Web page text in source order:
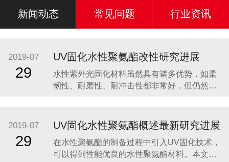
新闻动态 常见问题 行业资讯
2019-07
29
UV固化水性聚氨酯改性研究进展
水性紫外光固化材料虽然具有诸多优势，如柔
韧性、耐磨性、耐冲击性都非常好，但仍然有
的优点;同时，水的高表面张力对低表面能基材
和颜料浸润性差，易引起涂布不均;此外，与溶
剂型紫外光固化涂料相比，水性紫外光固化涂
料双键含量
2019-07
29
UV固化水性聚氨酯概述最新研究进展
在水性聚氨酯的制备过程中引入UV固化技术，
可以得到性能优良的水性聚氨酯材料。本文阐